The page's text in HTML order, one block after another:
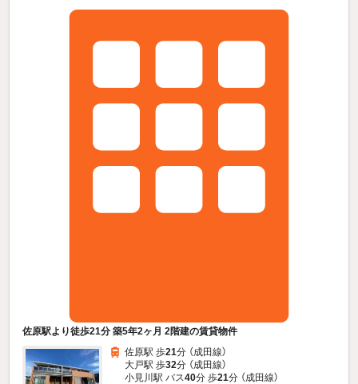
佐原駅より徒歩21分 築5年2ヶ月 2階建の賃貸物件
佐原駅 歩21分 （成田線）
大戸駅 歩32分 （成田線）
小見川駅 バス40分 歩21分 （成田線）